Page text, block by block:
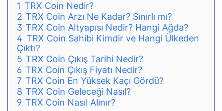
1 TRX Coin Nedir?
2 TRX Coin Arzı Ne Kadar? Sınırlı mı?
3 TRX Coin Altyapısı Nedir? Hangi Ağda?
4 TRX Coin Sahibi Kimdir ve Hangi Ülkeden
Çıktı?
5 TRX Coin Çıkış Tarihi Nedir?
6 TRX Coin Çıkış Fiyatı Nedir?
7 TRX Coin En Yüksek Kaçı Gördü?
8 TRX Coin Geleceği Nasıl?
9 TRX Coin Nasıl Alınır?